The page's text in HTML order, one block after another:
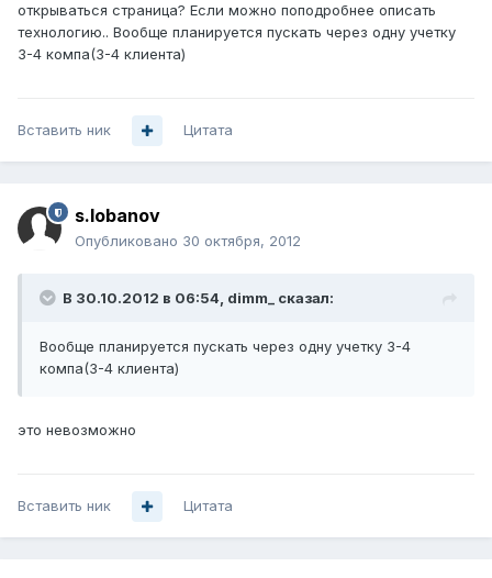
открываться страница? Если можно поподробнее описать
технологию.. Вообще планируется пускать через одну учетку
3-4 компа(3-4 клиента)
Вставить ник Цитата
s.lobanov
Опубликовано 30 октября, 2012
В 30.10.2012 в 06:54, dimm_ сказал:
Вообще планируется пускать через одну учетку 3-4
компа(3-4 клиента)
это невозможно
Вставить ник Цитата